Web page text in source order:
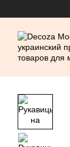
Перейти к